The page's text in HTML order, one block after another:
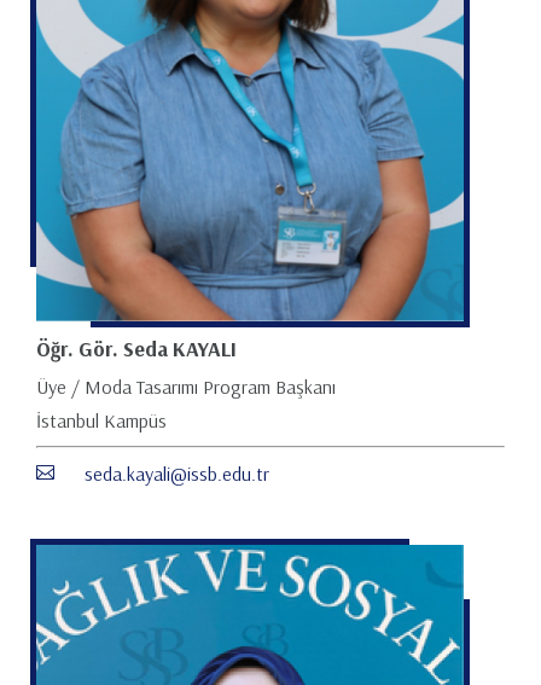
Öğr. Gör. Seda KAYALI
Üye / Moda Tasarımı Program Başkanı
İstanbul Kampüs
seda.kayali@issb.edu.tr